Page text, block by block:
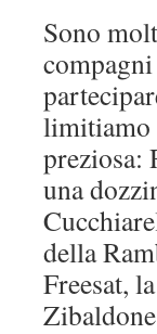
Sono
limitiamo
preziosa:
una
della
Freesat,